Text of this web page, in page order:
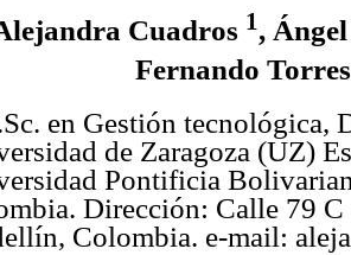
Cuadros 1,
Fernando
en Gestión tecnológica,
de Zaragoza (UZ)
Pontificia
Dirección: Calle 79
Colombia. e-mail: